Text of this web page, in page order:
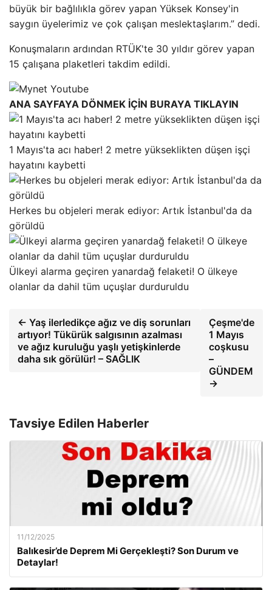
büyük bir bağlılıkla görev yapan Yüksek Konsey'in
saygın üyelerimiz ve çok çalışan meslektaşlarım.” dedi.
Konuşmaların ardından RTÜK'te 30 yıldır görev yapan
15 çalışana plaketleri takdim edildi.
ANA SAYFAYA DÖNMEK İÇİN BURAYA TIKLAYIN
1 Mayıs'ta acı haber! 2 metre yükseklikten düşen işçi
hayatını kaybetti
Herkes bu objeleri merak ediyor: Artık İstanbul'da da
görüldü
Ülkeyi alarma geçiren yanardağ felaketi! O ülkeye
olanlar da dahil tüm uçuşlar durduruldu
← Yaş ilerledikçe ağız ve diş sorunları
artıyor! Tükürük salgısının azalması
ve ağız kuruluğu yaşlı yetişkinlerde
daha sık görülür! – SAĞLIK
Çeşme'de
1 Mayıs
coşkusu
–
GÜNDEM
→
Tavsiye Edilen Haberler
11/12/2025
Balıkesir’de Deprem Mi Gerçekleşti? Son Durum ve
Detaylar!